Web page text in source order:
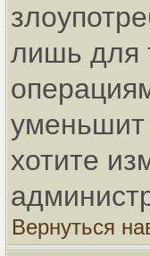
лишь для
уменьшит
хотите
Вернуться